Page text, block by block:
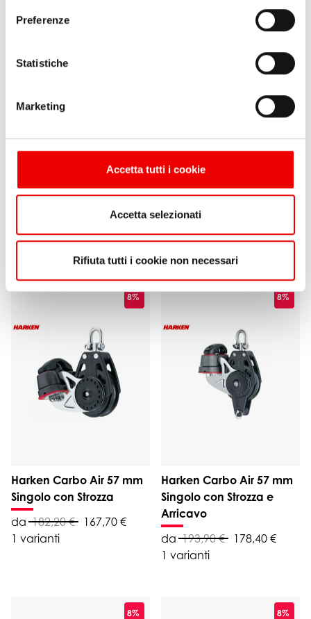
Preferenze
Statistiche
Marketing
Accetta tutti i cookie
Accetta selezionati
Rifiuta tutti i cookie non necessari
Singolo Girevole
59,20 €
1 varianti
Singolo con Arricavo
da 76,00 €
1 varianti
8%
Harken Carbo Air 57 mm
Singolo con Strozza
da 182,20 €
167,70 €
1 varianti
8%
Harken Carbo Air 57 mm
Singolo con Strozza e
Arricavo
da 193,90 €
178,40 €
1 varianti
8% 8%